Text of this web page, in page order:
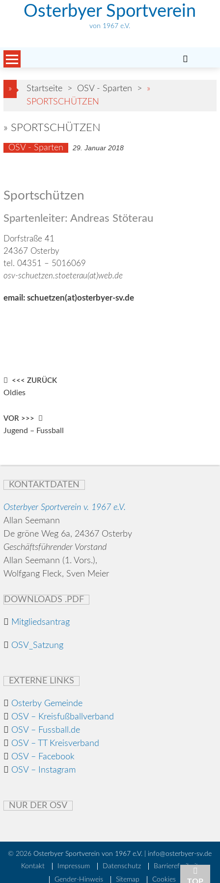
Osterbyer Sportverein
von 1967 e.V.
» Startseite > OSV - Sparten >
»
SPORTSCHÜTZEN
» SPORTSCHÜTZEN
OSV - Sparten 29. Januar 2018
Sportschützen
Spartenleiter: Andreas Stöterau
Dorfstraße 41
24367 Osterby
tel. 04351 – 5016069
osv-schuetzen.stoeterau(at)web.de
email: schuetzen(at)osterbyer-sv.de
Post
navigation
<<< ZURÜCK
Oldies
VOR >>>
Jugend – Fussball
KONTAKTDATEN
Osterbyer Sportverein v. 1967 e.V.
Allan Seemann
De gröne Weg 6a, 24367 Osterby
Geschäftsführender Vorstand
Allan Seemann (1. Vors.),
Wolfgang Fleck, Sven Meier
DOWNLOADS .PDF
Mitgliedsantrag
OSV_Satzung
EXTERNE LINKS
Osterby Gemeinde
OSV – Kreisfußballverband
OSV – Fussball.de
OSV – TT Kreisverband
OSV – Facebook
OSV – Instagram
NUR DER OSV
© 2026 Osterbyer Sportverein von 1967 e.V. | info@osterbyer-sv.de
Kontakt
Impressum Datenschutz
Barrierefreiheit
Gender-Hinweis
Sitemap Cookies